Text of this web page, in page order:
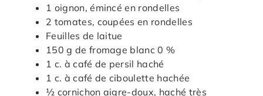
1 oignon, émincé en rondelles
2 tomates, coupées en rondelles
Feuilles de laitue
150 g de fromage blanc 0 %
1 c. à café de persil haché
1 c. à café de ciboulette hachée
½ cornichon aigre-doux, haché très